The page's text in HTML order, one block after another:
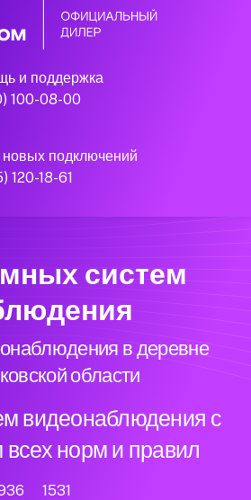
и поддержка
100-08-00
новых подключений
120-18-61
область
систем
в деревне
области
видеонаблюдения с
норм и правил
1531